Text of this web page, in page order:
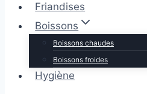
Friandises
Boissons
Boissons chaudes
Boissons froides
Hygiène